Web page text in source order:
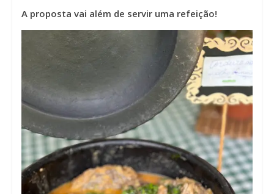
A proposta vai além de servir uma refeição!